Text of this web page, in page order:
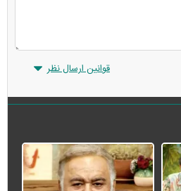
قوانین ارسال نظر